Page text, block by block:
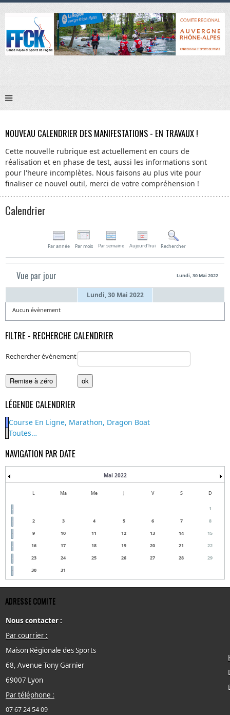
NOUVEAU CALENDRIER DES MANIFESTATIONS - EN TRAVAUX !
Cette nouvelle rubrique est actuellement en cours de
réalisation et en phase de test, aussi les informations sont
pour l'heure incomplètes. Nous faisons au plus vite pour
finaliser ce nouvel outil, merci de votre compréhension !
Calendrier
Par année Par mois Par semaine Aujourd'hui Rechercher
Vue par jour Lundi, 30 Mai 2022
Lundi, 30 Mai 2022
Aucun évènement
FILTRE - RECHERCHE CALENDRIER
Rechercher évènement
LÉGENDE CALENDRIER
Course En Ligne, Marathon, Dragon Boat
Toutes…
NAVIGATION PAR DATE
Mai 2022
L Ma Me J V S D
1
2
3 4 5 6 7
8
9
10 11 12 13 14
15
16
17 18 19 20 21
22
23
24 25 26 27 28
29
30
31
ADRESSE COMITE
Nous contacter :
Par courrier :
Maison Régionale des Sports
68, Avenue Tony Garnier
69007 Lyon
Par téléphone :
07 67 24 54 09